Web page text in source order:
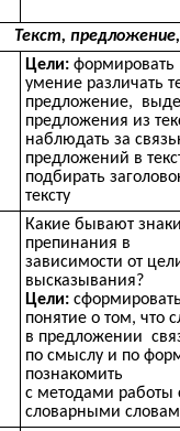
Текст,
Цели: формировать
умение различать
предложение,
предложения из
наблюдать за
предложений в
подбирать
тексту
Какие бывают
препинания в
зависимости от
высказывания?
Цели:
понятие о том, что
в предложении
по смыслу и по
познакомить
с методами работы
словарными